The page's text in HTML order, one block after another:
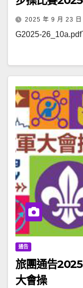
2025 年 9 月 23 日
G2025-
通告
旅團通告
大會操